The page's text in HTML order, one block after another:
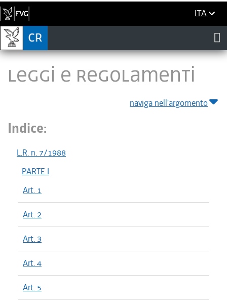
ITA
LEGGI E REGOLAMENTI
naviga nell'argomento
Indice:
L.R. n. 7/1988
PARTE I
Art. 1
Art. 2
Art. 3
Art. 4
Art. 5